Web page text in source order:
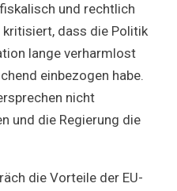
und rechtlich
dass die Politik
lange verharmlost
einbezogen habe.
nicht
und die Regierung die
die Vorteile der EU-